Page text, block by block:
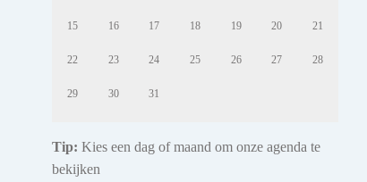
15 16 17 18 19 20 21
22 23 24 25 26 27 28
29 30 31
Tip: Kies een dag of maand om onze agenda te
bekijken